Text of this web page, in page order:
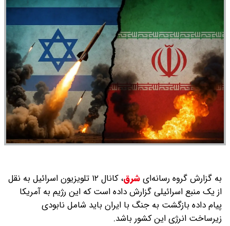
آغاز شد / خرید کوییک با پیش
پرداخت ۵۰۰ میلیون تومان + لینک
شاخص بورس امروز شنبه ۱۷ مرداد
۱۴۰۵ / شاخص افزایشی شد + تحلیل
به گزارش گروه رسانه‌ایشرق،
کانال ۱۲ تلویزیون اسرائیل به نقل
از یک منبع اسرائیلی گزارش داده است که این رژیم به آمریکا
پیام داده بازگشت به جنگ با ایران باید شامل نابودی
زیرساخت انرژی این کشور باشد.